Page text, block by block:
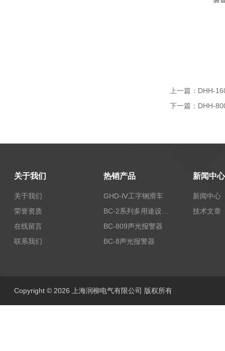
上一篇： DHH-
下一篇： DHH-
关于我们
关于我们
荣誉资质
在线留言
联系我们
热销产品
GHD-Ⅳ工字钢滑车
BC-809声光报警器
BC-8声光报警器
新闻中心
新闻中心
技术文章
Copyright © 2026 上海润柳电气有限公司 版权所有